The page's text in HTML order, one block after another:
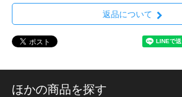
返品について
ほかの商品を探す